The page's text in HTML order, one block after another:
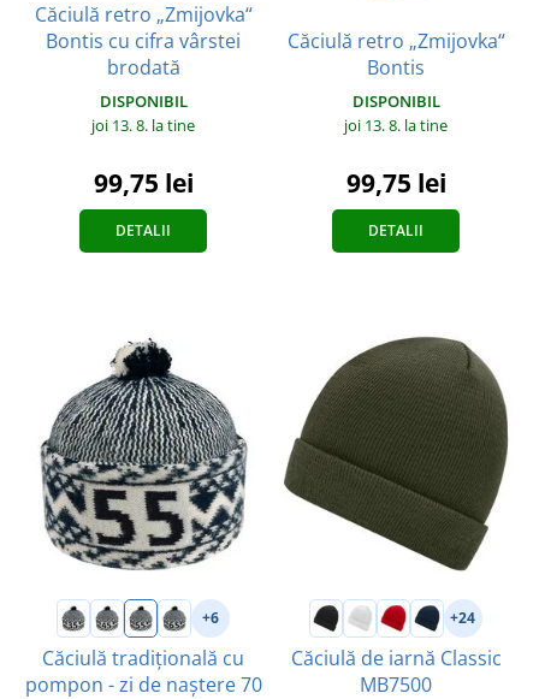
Căciulă retro „Zmijovka“
Bontis cu cifra vârstei
brodată
DISPONIBIL
joi 13. 8. la tine
99,75 lei
DETALII
Căciulă retro „Zmijovka“
Bontis
DISPONIBIL
joi 13. 8. la tine
99,75 lei
DETALII
+6
Căciulă tradițională cu
pompon - zi de naștere 70
+24
Căciulă de iarnă Classic
MB7500